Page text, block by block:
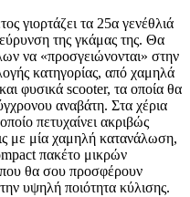
γιορτάζει τα 25α γενέθλιά
της γκάμας της. Θα
να «προσγειώνονται» στην
κατηγορίας, από χαμηλά
φυσικά scooter, τα οποία θα
αναβάτη. Στα χέρια
πετυχαίνει ακριβώς
με μία χαμηλή κατανάλωση,
πακέτο μικρών
που θα σου προσφέρουν
υψηλή ποιότητα κύλισης.